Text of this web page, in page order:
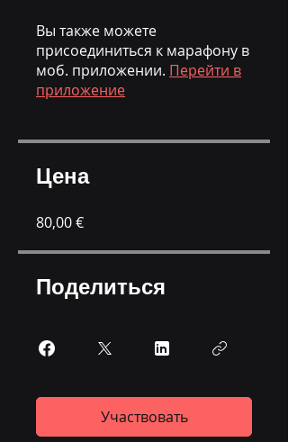
Вы также можете
присоединиться к марафону в
моб. приложении. Перейти в
приложение
Цена
80,00 €
Поделиться
Участвовать